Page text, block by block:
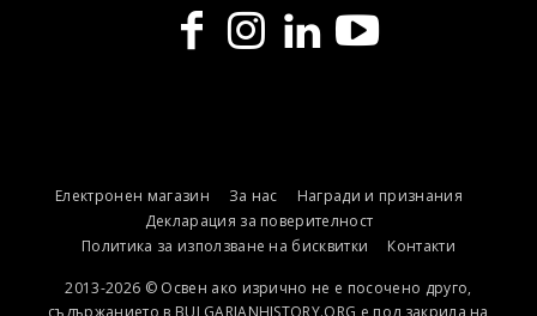
Електронен магазин За нас
Награди и признания
Декларация за поверителност
Политика за използване на бисквитки
Контакти
2013-2026 © Освен ако изрично не е посочено друго,
съдържанието в BULGARIANHISTORY.ORG е под закрила на